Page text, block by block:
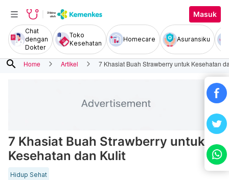
Masuk
Chat
dengan
Dokter
Toko
Kesehatan
Homecare Asuransiku
search Home Artikel 7 Khasiat Buah Strawberry untuk Kesehatan
7 Khasiat Buah Strawberry untuk
Kesehatan dan Kulit
Hidup Sehat